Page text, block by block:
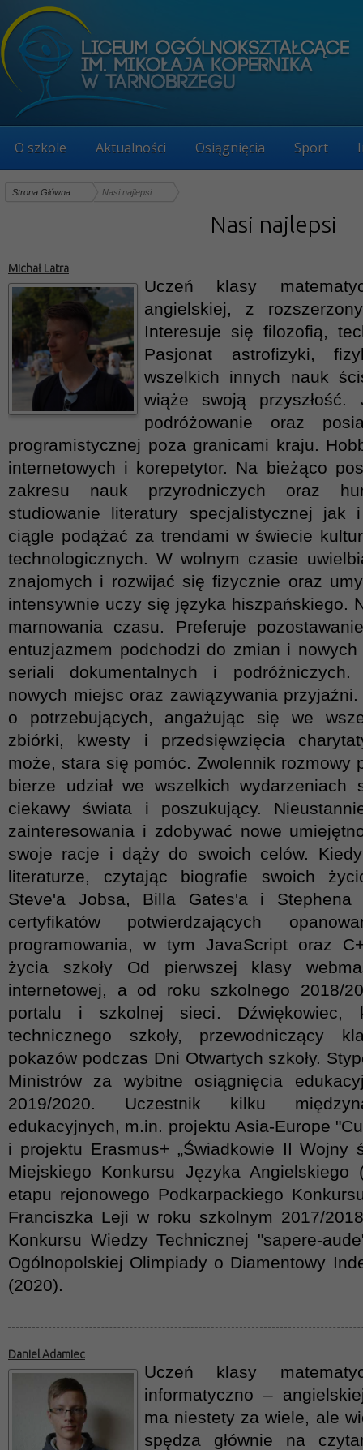
O szkole Aktualności Osiągnięcia Sport
Strona Główna Nasi najlepsi
Nasi najlepsi
Michał Latra
Uczeń klasy
angielskiej, z
Interesuje się filozofią,
Pasjonat astrofizyki,
wszelkich innych nauk
wiąże swoją przyszłość.
podróżowanie oraz
programistycznej poza granicami kraju.
internetowych i korepetytor. Na bieżąco
zakresu nauk przyrodniczych oraz
studiowanie literatury specjalistycznej jak
ciągle podążać za trendami w świecie
technologicznych. W wolnym czasie
znajomych i rozwijać się fizycznie oraz
intensywnie uczy się języka hiszpańskiego.
marnowania czasu. Preferuje
entuzjazmem podchodzi do zmian i
seriali dokumentalnych i podróżniczych.
nowych miejsc oraz zawiązywania
o potrzebujących, angażując się we
zbiórki, kwesty i przedsięwzięcia
może, stara się pomóc. Zwolennik rozmowy
bierze udział we wszelkich wydarzeniach
ciekawy świata i poszukujący.
zainteresowania i zdobywać nowe
swoje racje i dąży do swoich celów.
literaturze, czytając biografie swoich
Steve'a Jobsa, Billa Gates'a i Stephena
certyfikatów potwierdzających
programowania, w tym JavaScript oraz
życia szkoły Od pierwszej klasy
internetowej, a od roku szkolnego 2018/
portalu i szkolnej sieci. Dźwiękowiec,
technicznego szkoły, przewodniczący
pokazów podczas Dni Otwartych szkoły.
Ministrów za wybitne osiągnięcia
2019/2020. Uczestnik kilku
edukacyjnych, m.in. projektu Asia-Europe
i projektu Erasmus+ „Świadkowie II Wojny
Miejskiego Konkursu Języka Angielskiego
etapu rejonowego Podkarpackiego
Franciszka Leji w roku szkolnym 2017/
Konkursu Wiedzy Technicznej "sapere-
Ogólnopolskiej Olimpiady o Diamentowy
(2020).
Daniel Adamiec
Uczeń klasy
informatyczno –
ma niestety za wiele, ale
spędza głównie na